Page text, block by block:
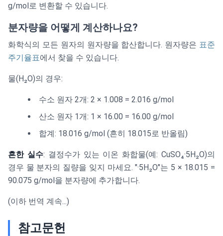
g/mol로 변환할 수 있습니다.
분자량을 어떻게 계산하나요?
화학식의 모든 원자의 원자량을 합산합니다. 원자량은 표준
주기율표에서 찾을 수 있습니다.
물(H₂O)의 경우:
수소 원자 2개: 2 × 1.008 = 2.016 g/mol
산소 원자 1개: 1 × 16.00 = 16.00 g/mol
합계: 18.016 g/mol (흔히 18.015로 반올림)
흔한 실수: 결정수가 있는 이온 화합물(예: CuSO₄·5H₂O)의
경우 물 분자의 질량을 잊지 마세요. "·5H₂O"는 5 × 18.015 =
90.075 g/mol을 분자량에 추가합니다.
(이하 번역 계속...)
참고문헌